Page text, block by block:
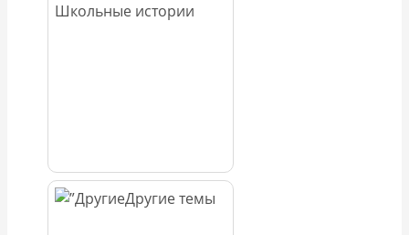
Школьные истории
Другие темы